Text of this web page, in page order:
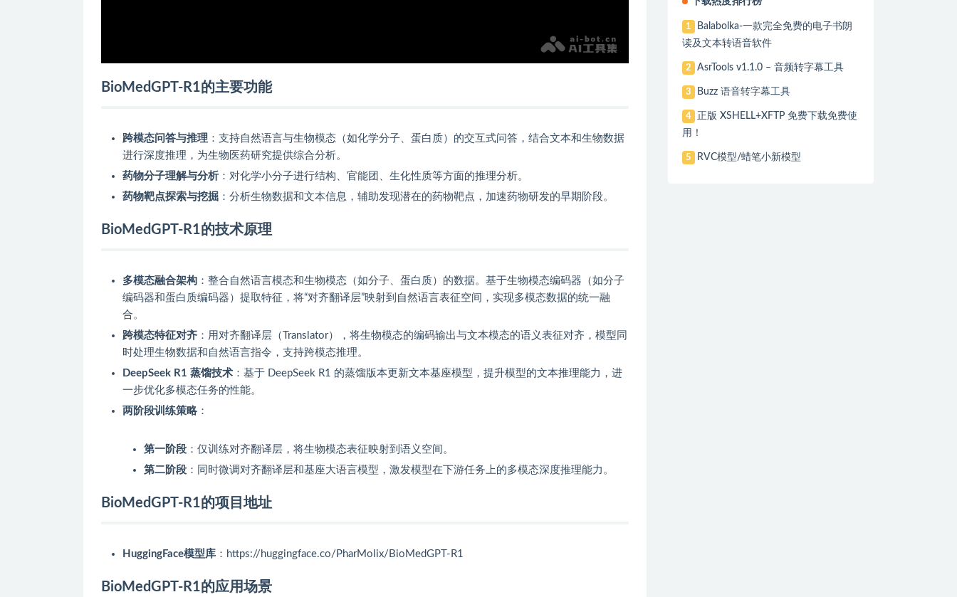
BioMedGPT-R1的主要功能
跨模态问答与推理 ：支持自然语言与生物模态（如化学分子、蛋白质）的交互式问答，结合文本和生物数据
进行深度推理，为生物医药研究提供综合分析。
药物分子理解与分析 ：对化学小分子进行结构、官能团、生化性质等方面的推理分析。
药物靶点探索与挖掘 ：分析生物数据和文本信息，辅助发现潜在的药物靶点，加速药物研发的早期阶段。
BioMedGPT-R1的技术原理
多模态融合架构 ：整合自然语言模态和生物模态（如分子、蛋白质）的数据。基于生物模态编码器（如分子
编码器和蛋白质编码器）提取特征，将“对齐翻译层”映射到自然语言表征空间，实现多模态数据的统一融
合。
跨模态特征对齐 ：用对齐翻译层（Translator），将生物模态的编码输出与文本模态的语义表征对齐，模型同
时处理生物数据和自然语言指令，支持跨模态推理。
DeepSeek R1 蒸馏技术 ：基于 DeepSeek R1 的蒸馏版本更新文本基座模型，提升模型的文本推理能力，进
一步优化多模态任务的性能。
两阶段训练策略 ：
第一阶段 ：仅训练对齐翻译层，将生物模态表征映射到语义空间。
第二阶段 ：同时微调对齐翻译层和基座大语言模型，激发模型在下游任务上的多模态深度推理能力。
BioMedGPT-R1的项目地址
HuggingFace模型库 ：https://huggingface.co/PharMolix/BioMedGPT-R1
BioMedGPT-R1的应用场景
1
Balabolka-一款完全免费的电子书朗
读及文本转语音软件
2 AsrTools v1.1.0 – 音频转字幕工具
3 Buzz 语音转字幕工具
4
正版 XSHELL+XFTP 免费下载免费使
用！
5 RVC模型/蜡笔小新模型